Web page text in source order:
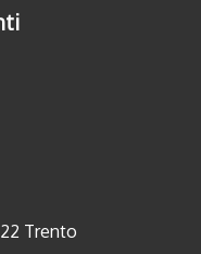
Trento